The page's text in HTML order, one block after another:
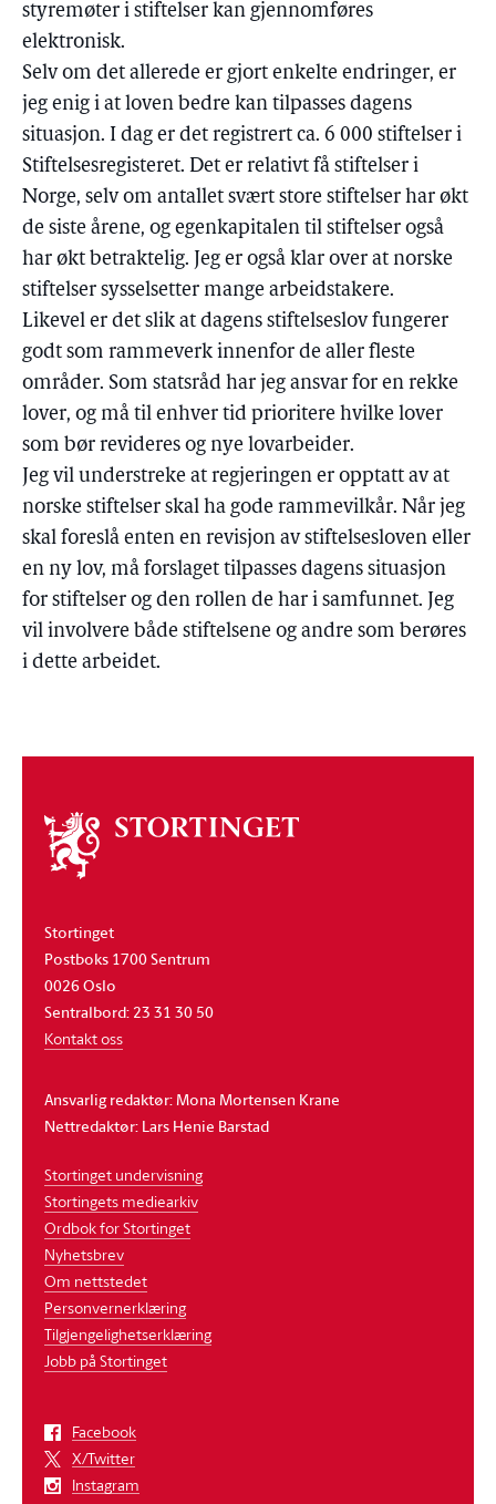
styremøter i stiftelser kan gjennomføres
elektronisk.
Selv om det allerede er gjort enkelte endringer, er
jeg enig i at loven bedre kan tilpasses dagens
situasjon. I dag er det registrert ca. 6 000 stiftelser i
Stiftelsesregisteret. Det er relativt få stiftelser i
Norge, selv om antallet svært store stiftelser har økt
de siste årene, og egenkapitalen til stiftelser også
har økt betraktelig. Jeg er også klar over at norske
stiftelser sysselsetter mange arbeidstakere.
Likevel er det slik at dagens stiftelseslov fungerer
godt som rammeverk innenfor de aller fleste
områder. Som statsråd har jeg ansvar for en rekke
lover, og må til enhver tid prioritere hvilke lover
som bør revideres og nye lovarbeider.
Jeg vil understreke at regjeringen er opptatt av at
norske stiftelser skal ha gode rammevilkår. Når jeg
skal foreslå enten en revisjon av stiftelsesloven eller
en ny lov, må forslaget tilpasses dagens situasjon
for stiftelser og den rollen de har i samfunnet. Jeg
vil involvere både stiftelsene og andre som berøres
i dette arbeidet.
Om
stortinget
Stortinget
Postboks 1700 Sentrum
0026 Oslo
Sentralbord: 23 31 30 50
Kontakt oss
Ansvarlig redaktør: Mona Mortensen Krane
Nettredaktør: Lars Henie Barstad
Stortinget undervisning
Stortingets mediearkiv
Ordbok for Stortinget
Nyhetsbrev
Om nettstedet
Personvernerklæring
Tilgjengelighetserklæring
Jobb på Stortinget
Facebook
X/Twitter
Instagram